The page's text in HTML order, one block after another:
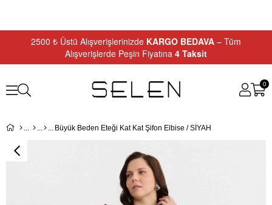
2500 ₺ Üstü Alışverişlerinizde KARGO BEDAVA – Tüm
Alışverişlerde Peşin Fiyatına 4 Taksit
0
Büyük Beden Eteği Kat Kat Şifon Elbise / SİYAH